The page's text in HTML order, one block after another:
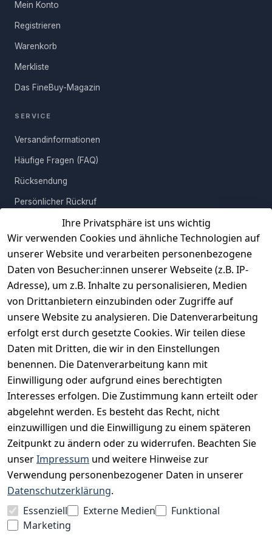
FRAGE ABSENDEN
Ihre Privatsphäre ist uns wichtig
Wir verwenden Cookies und ähnliche Technologien auf
unserer Website und verarbeiten personenbezogene
Daten von Besucher:innen unserer Webseite (z.B. IP-
Adresse), um z.B. Inhalte zu personalisieren, Medien
von Drittanbietern einzubinden oder Zugriffe auf
unsere Website zu analysieren. Die Datenverarbeitung
erfolgt erst durch gesetzte Cookies. Wir teilen diese
Daten mit Dritten, die wir in den Einstellungen
benennen. Die Datenverarbeitung kann mit
Einwilligung oder aufgrund eines berechtigten
Interesses erfolgen. Die Zustimmung kann erteilt oder
abgelehnt werden. Es besteht das Recht, nicht
einzuwilligen und die Einwilligung zu einem späteren
Zeitpunkt zu ändern oder zu widerrufen. Beachten Sie
unserImpressum und weitere Hinweise zur
Verwendung personenbezogener Daten in unserer
Datenschutzerklärung.
Essenziell
Externe Medien
Funktional
Marketing
Mein Konto
Registrieren
Warenkorb
Merkliste
Das FineBuy-Magazin
SERVICE
Versandinformationen
Häufige Fragen (FAQ)
Rücksendung
Persönlicher Rückruf
Erfahrungen
Vertrag widerrufen
INFORMATIONEN
Widerrufsrecht
Datenschutz
Unser Unternehmen
Charity & Wohltätigkeit
BESUCHE UNS
BEQUEM BEZAHLEN MIT